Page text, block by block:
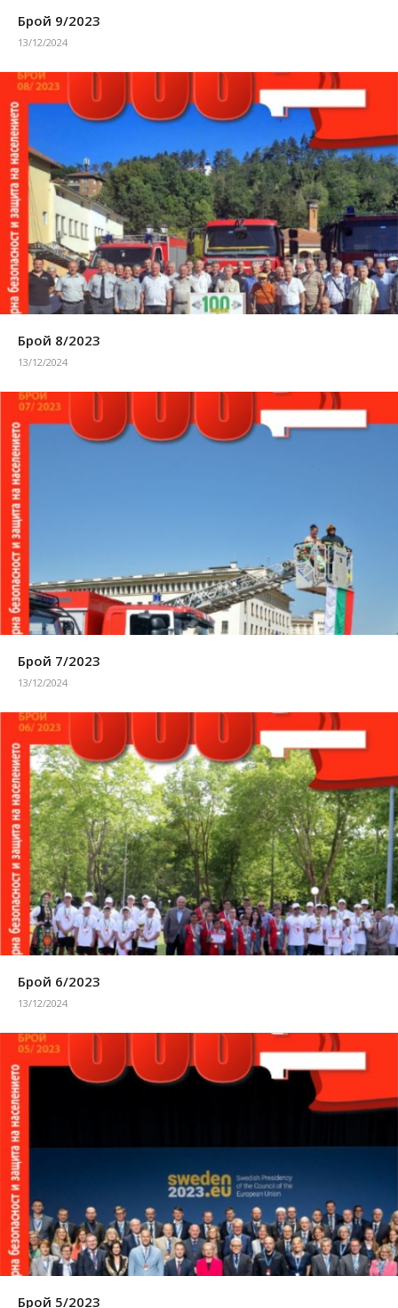
Брой 9/2023
13/12/2024
Брой 8/2023
13/12/2024
Брой 7/2023
13/12/2024
Брой 6/2023
13/12/2024
Брой 5/2023